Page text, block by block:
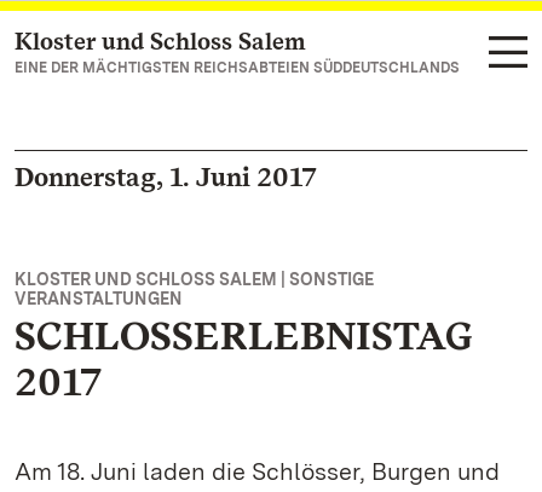
Zum Hauptinhalt springen
Kloster und Schloss Salem
EINE DER MÄCHTIGSTEN REICHSABTEIEN SÜDDEUTSCHLANDS
Donnerstag, 1. Juni 2017
KLOSTER UND SCHLOSS SALEM | SONSTIGE
VERANSTALTUNGEN
SCHLOSSERLEBNISTAG
2017
Am 18. Juni laden die Schlösser, Burgen und